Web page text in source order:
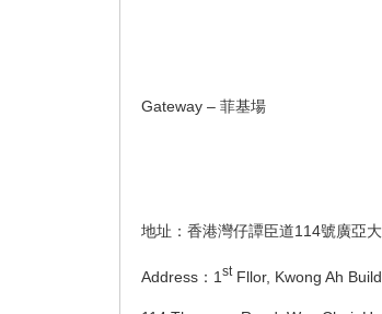
Gateway – 菲基場
地址：香港灣仔譚臣道114號廣亞
Address：1stFllor, Kwong Ah